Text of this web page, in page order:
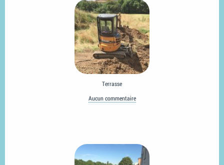
Terrasse
Aucun commentaire